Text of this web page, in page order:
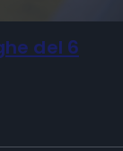
del 6